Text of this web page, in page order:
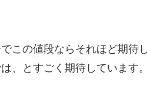
この値段ならそれほど期待
、とすごく期待しています